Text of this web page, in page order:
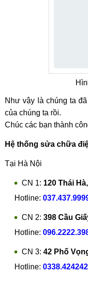
Như vậy là chúng ta
của chúng ta rồi.
Chúc các bạn thành
Hệ thống sửa chữa
Tại Hà Nội
CN 1: 120 Thái
Hotline:
CN 2: 398 Cầu
Hotline:
CN 3: 42 Phố
Hotline: 0338.424242